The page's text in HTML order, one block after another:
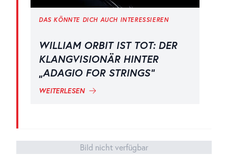
DAS KÖNNTE DICH AUCH INTERESSIEREN
WILLIAM ORBIT IST TOT: DER
KLANGVISIONÄR HINTER
„ADAGIO FOR STRINGS“
WEITERLESEN
Bild nicht verfügbar